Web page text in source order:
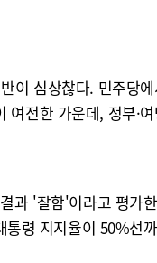
이 심상찮다. 민주당
전한 가운데, 정부·
과 '잘함'이라고 평가
령 지지율이 50%선